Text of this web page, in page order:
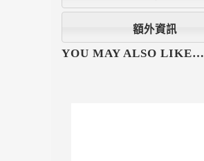
額外資訊
YOU MAY ALSO LIKE…